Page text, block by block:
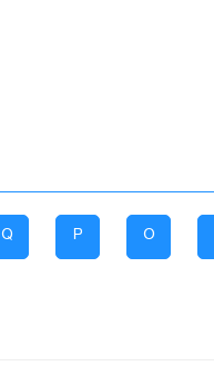
O
P
Q